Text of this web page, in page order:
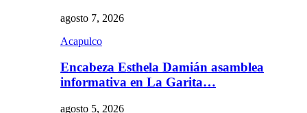
agosto 7, 2026
Acapulco
Encabeza Esthela Damián asamblea
informativa en La Garita…
agosto 5, 2026